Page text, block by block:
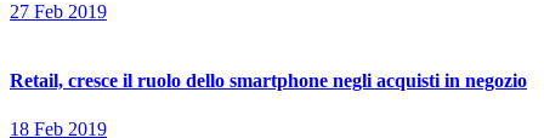
27 Feb 2019
Retail, cresce il ruolo dello smartphone negli acquisti in negozio
18 Feb 2019